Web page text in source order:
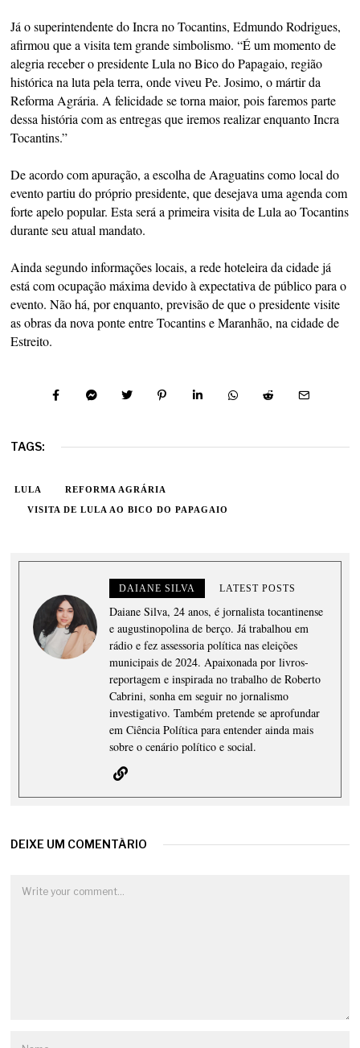
Já o superintendente do Incra no Tocantins, Edmundo Rodrigues,
afirmou que a visita tem grande simbolismo. “É um momento de
alegria receber o presidente Lula no Bico do Papagaio, região
histórica na luta pela terra, onde viveu Pe. Josimo, o mártir da
Reforma Agrária. A felicidade se torna maior, pois faremos parte
dessa história com as entregas que iremos realizar enquanto Incra
Tocantins.”
De acordo com apuração, a escolha de Araguatins como local do
evento partiu do próprio presidente, que desejava uma agenda com
forte apelo popular. Esta será a primeira visita de Lula ao Tocantins
durante seu atual mandato.
Ainda segundo informações locais, a rede hoteleira da cidade já
está com ocupação máxima devido à expectativa de público para o
evento. Não há, por enquanto, previsão de que o presidente visite
as obras da nova ponte entre Tocantins e Maranhão, na cidade de
Estreito.
TAGS:
LULA REFORMA AGRÁRIA
VISITA DE LULA AO BICO DO PAPAGAIO
DAIANE SILVA LATEST POSTS
Daiane Silva, 24 anos, é jornalista tocantinense
e augustinopolina de berço. Já trabalhou em
rádio e fez assessoria política nas eleições
municipais de 2024. Apaixonada por livros-
reportagem e inspirada no trabalho de Roberto
Cabrini, sonha em seguir no jornalismo
investigativo. Também pretende se aprofundar
em Ciência Política para entender ainda mais
sobre o cenário político e social.
DEIXE UM COMENTÁRIO